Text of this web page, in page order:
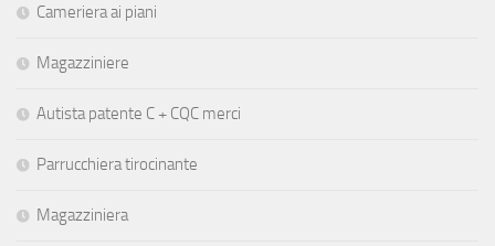
Cameriera ai piani
Magazziniere
Autista patente C + CQC merci
Parrucchiera tirocinante
Magazziniera